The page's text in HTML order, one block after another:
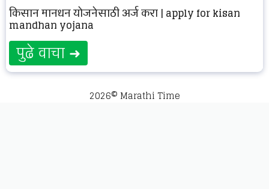
किसान मानधन योजनेसाठी अर्ज करा | apply for kisan
mandhan yojana
पुढे वाचा ➜
2026© Marathi Time